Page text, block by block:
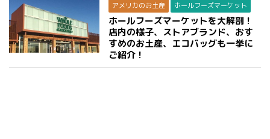
アメリカのお土産 ホールフーズマーケット
ホールフーズマーケットを大解剖！
店内の様子、ストアブランド、おす
すめのお土産、エコバッグも一挙に
ご紹介！